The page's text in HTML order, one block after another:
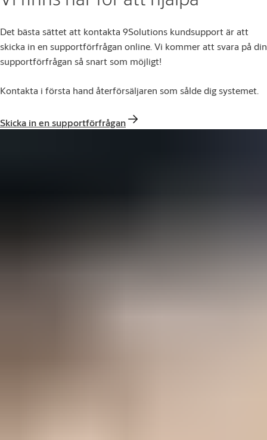
Det bästa sättet att kontakta 9Solutions kundsupport är att
skicka in en supportförfrågan online. Vi kommer att svara på din
supportförfrågan så snart som möjligt!
Kontakta i första hand återförsäljaren som sålde dig systemet.
Skicka in en supportförfrågan